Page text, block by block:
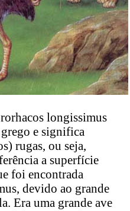
longissimus
e significa
rugas, ou seja,
a superfície
foi encontrada
devido ao grande
Era uma grande ave